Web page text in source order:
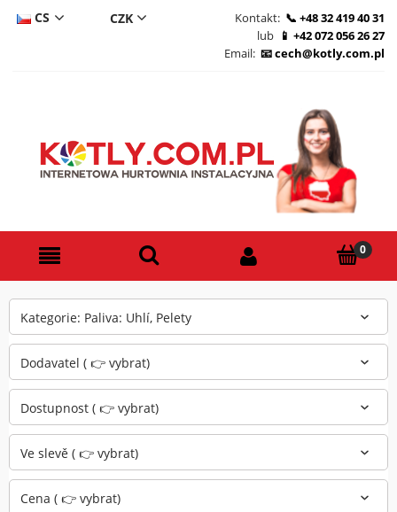
CS
Kontakt:
+48 32 419 40 31
lub
+42 072 056 26 27
Email:
cech@kotly.com.pl
Kategorie: Paliva: Uhlí, Pelety
Dodavatel ( 👉 vybrat)
Dostupnost ( 👉 vybrat)
Cena ( 👉 vybrat)
Ve slevě ( 👉 vybrat)